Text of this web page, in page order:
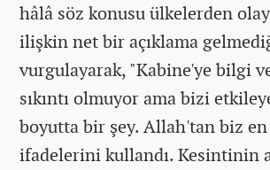
hâlâ söz konusu ülkelerden
ilişkin net bir açıklama
vurgulayarak, "Kabine'ye bilgi
sıkıntı olmuyor ama bizi
boyutta bir şey. Allah'tan biz en
ifadelerini kullandı. Kesintinin